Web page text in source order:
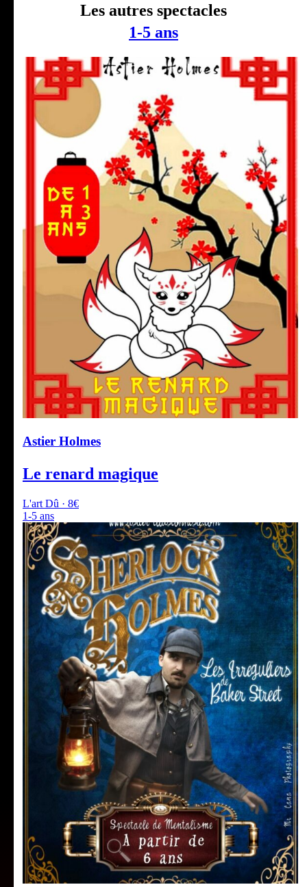
Les autres spectacles
1-5 ans
Astier Holmes
Le renard magique
L'art Dû · 8€
1-5 ans